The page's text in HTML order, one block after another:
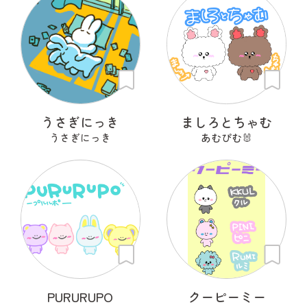
うさぎにっき
うさぎにっき
ましろとちゃむ
あむぴむ🐰
PURURUPO クーピーミー